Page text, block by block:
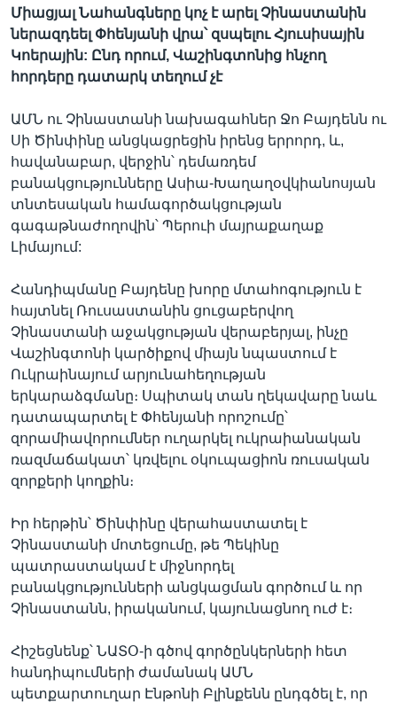
Միացյալ Նահանգները կոչ է արել Չինաստանին
ներազդեել Փհենյանի վրա՝ զսպելու Հյուսիսային
Կոերային: Ընդ որում, Վաշինգտոնից հնչող
հորդերը դատարկ տեղում չէ
ԱՄՆ ու Չինաստանի նախագահներ Ջո Բայդենն ու
Սի Ծինփինը անցկացրեցին իրենց երրորդ, և,
հավանաբար, վերջին՝ դեմառդեմ
բանակցությունները Ասիա-Խաղաղօվկիանոսյան
տնտեսական համագործակցության
գագաթնաժողովին՝ Պերուի մայրաքաղաք
Լիմայում:
Հանդիպմանը Բայդենը խորը մտահոգություն է
հայտնել Ռուսաստանին ցուցաբերվող
Չինաստանի աջակցության վերաբերյալ, ինչը
Վաշինգտոնի կարծիքով միայն նպաստում է
Ուկրաինայում արյունահեղության
երկարաձգմանը։ Սպիտակ տան ղեկավարը նաև
դատապարտել է Փհենյանի որոշումը՝
զորամիավորումներ ուղարկել ուկրաիանական
ռազմաճակատ՝ կռվելու օկուպացիոն ռուսական
զորքերի կողքին։
Իր հերթին՝ Ծինփինը վերահաստատել է
Չինաստանի մոտեցումը, թե Պեկինը
պատրաստակամ է միջնորդել
բանակցությունների անցկացման գործում և որ
Չինաստանն, իրականում, կայունացնող ուժ է։
Հիշեցնենք՝ ՆԱՏՕ-ի գծով գործընկերների հետ
հանդիպումների ժամանակ ԱՄՆ
պետքարտուղար Էնթոնի Բլինքենն ընդգծել է, որ